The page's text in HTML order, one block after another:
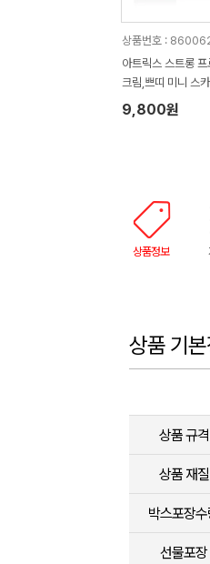
상품번호 :
아트릭스 스트롱
크림,쁘띠 미니 스
9,800원
상품정보
상품 기
상품 규격
상품 재질
박스포장
선물포장